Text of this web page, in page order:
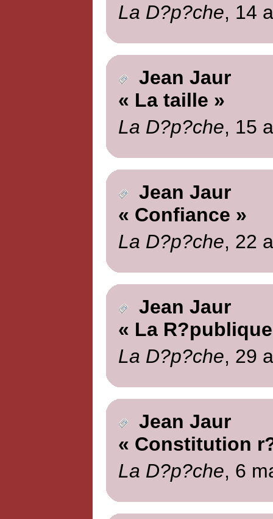
La D?p?che, 14
Jean Jaur
« La taille »
La D?p?che, 15
Jean Jaur
« Confiance »
La D?p?che, 22
Jean Jaur
« La
La D?p?che, 29
Jean Jaur
« Constitution
La D?p?che, 6